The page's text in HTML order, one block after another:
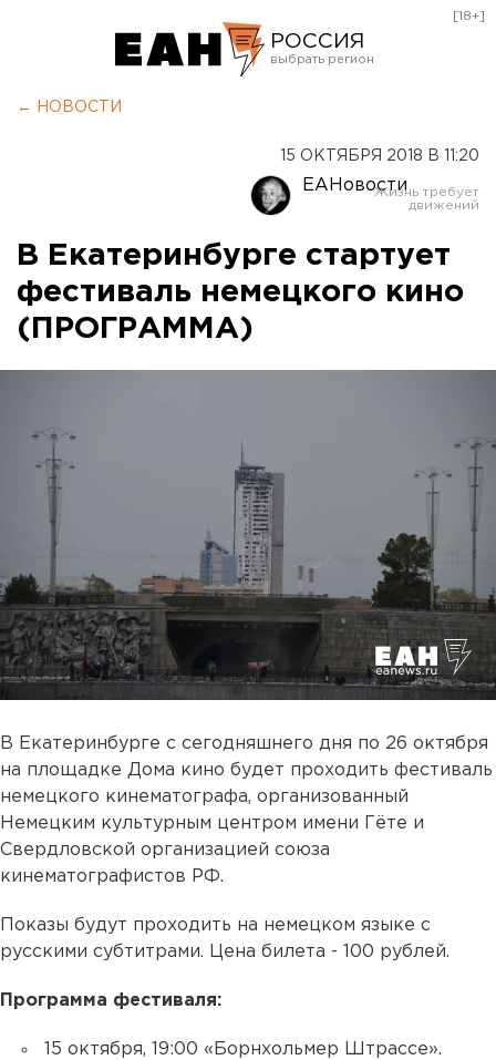
РОССИЯ
Оренбург
[18+]
← НОВОСТИ
15 ОКТЯБРЯ 2018 В 11:20
ЕАНовости
В Екатеринбурге стартует
фестиваль немецкого кино
(ПРОГРАММА)
В Екатеринбурге с сегодняшнего дня по 26 октября
на площадке Дома кино будет проходить фестиваль
немецкого кинематографа, организованный
Немецким культурным центром имени Гёте и
Свердловской организацией союза
кинематографистов РФ.
Показы будут проходить на немецком языке с
русскими субтитрами. Цена билета - 100 рублей.
Программа фестиваля:
15 октября, 19:00 «Борнхольмер Штрассе».